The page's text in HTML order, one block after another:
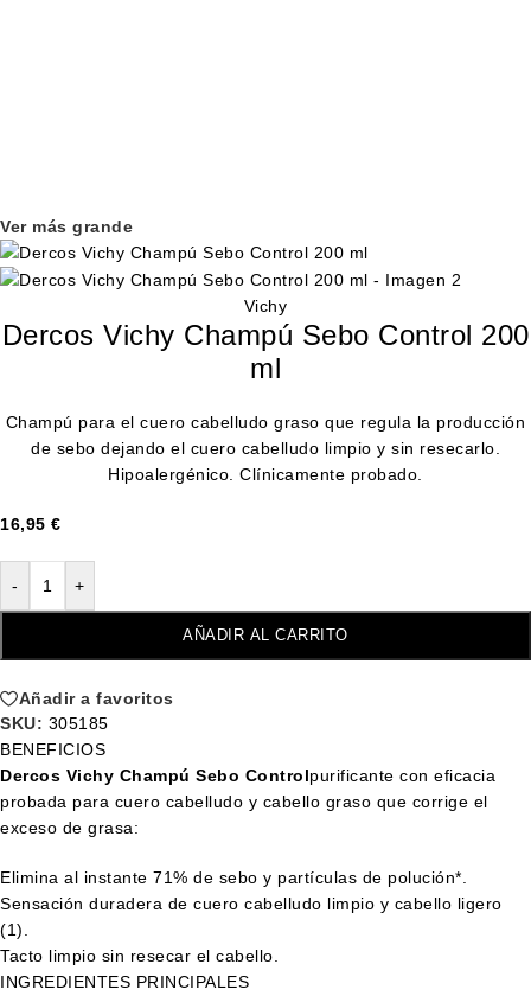
Ver más grande
Vichy
Dercos Vichy Champú Sebo Control 200
ml
Champú para el cuero cabelludo graso que regula la producción
de sebo dejando el cuero cabelludo limpio y sin resecarlo.
Hipoalergénico. Clínicamente probado.
16,95 €
- +
AÑADIR AL CARRITO
Añadir a favoritos
SKU: 305185
BENEFICIOS
Dercos Vichy Champú Sebo Controlpurificante con eficacia
probada para cuero cabelludo y cabello graso que corrige el
exceso de grasa:
Elimina al instante 71% de sebo y partículas de polución*.
Sensación duradera de cuero cabelludo limpio y cabello ligero
(1).
Tacto limpio sin resecar el cabello.
INGREDIENTES PRINCIPALES